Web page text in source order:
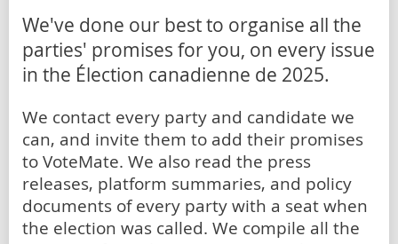
We've done our best to organise all the
parties' promises for you, on every issue
in the Élection canadienne de 2025.
We contact every party and candidate we
can, and invite them to add their promises
to VoteMate. We also read the press
releases, platform summaries, and policy
documents of every party with a seat when
the election was called. We compile all the